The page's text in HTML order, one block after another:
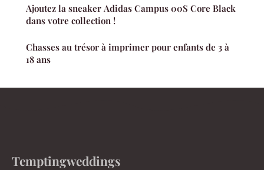
Ajoutez la sneaker Adidas Campus 00S Core Black
dans votre collection !
Chasses au trésor à imprimer pour enfants de 3 à
18 ans
Temptingweddings